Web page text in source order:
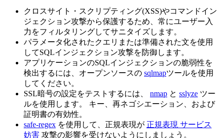
クロスサイト・スクリプティング(XSS)やコマンドイン
ジェクション攻撃から保護するため、常にユーザー入
力をフィルタリングしてサニタイズします。
パラメータ化されたクエリまたは準備された文を使用
してSQLインジェクション攻撃を防御します。
アプリケーションのSQLインジェクションの脆弱性を
検出するには、オープンソースの sqlmapツールを使用
してください。
SSL暗号の設定をテストするには、 nmap と sslyze ツー
ルを使用します。 キー、再ネゴシエーション、および
証明書の有効性。
safe-regex を使用して、正規表現が 正規表現 サービス
妨害 攻撃の影響を受けないようにしましょう。